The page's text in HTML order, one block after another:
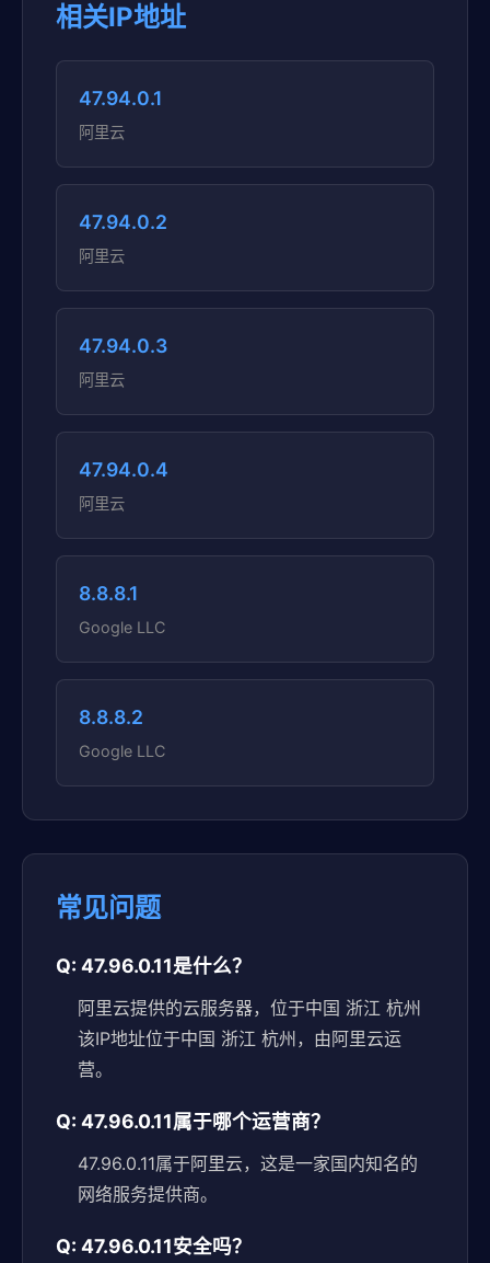
相关IP地址
47.94.0.1
阿里云
47.94.0.2
阿里云
47.94.0.3
阿里云
47.94.0.4
阿里云
8.8.8.1
Google LLC
8.8.8.2
Google LLC
常见问题
Q: 47.96.0.11是什么？
阿里云提供的云服务器，位于中国 浙江 杭州
该IP地址位于中国 浙江 杭州，由阿里云运
营。
Q: 47.96.0.11属于哪个运营商？
47.96.0.11属于阿里云，这是一家国内知名的
网络服务提供商。
Q: 47.96.0.11安全吗？